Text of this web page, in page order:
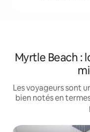
Myrtle Beach :
Les voyageurs sont
bien notés en